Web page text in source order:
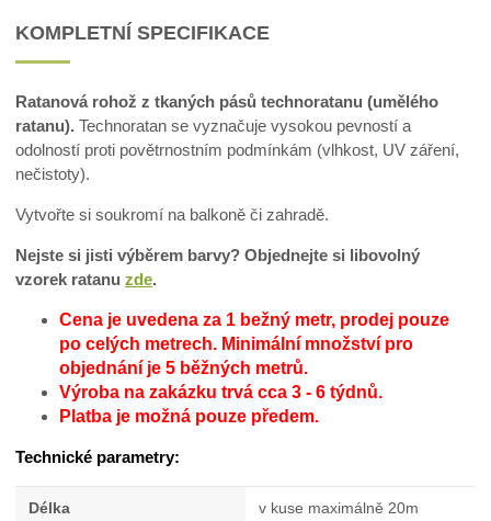
KOMPLETNÍ SPECIFIKACE
Ratanová rohož z tkaných pásů technoratanu (umělého
ratanu). Technoratan se vyznačuje vysokou pevností a
odolností proti povětrnostním podmínkám (vlhkost, UV záření,
nečistoty).
Vytvořte si soukromí na balkoně či zahradě.
Nejste si jisti výběrem barvy? Objednejte si libovolný
vzorek ratanuzde.
Cena je uvedena za 1 bežný metr, prodej pouze
po celých metrech. Minimální množství pro
objednání je 5 běžných metrů.
Výroba na zakázku trvá cca 3 - 6 týdnů.
Platba je možná pouze předem.
Technické parametry:
Délka v kuse maximálně 20m